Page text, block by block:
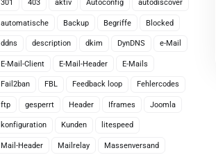
301 403 aktiv Autoconfig autodiscover
automatische Backup Begriffe Blocked
ddns description dkim DynDNS e-Mail
E-Mail-Client E-Mail-Header E-Mails
Fail2ban FBL Feedback loop Fehlercodes
ftp gesperrt Header Iframes Joomla
konfiguration Kunden litespeed
Mail-Header Mailrelay Massenversand